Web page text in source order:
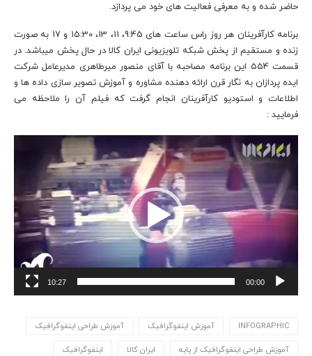
حاضر شده و به معرفی فعالیت های خود می پردازد.
برنامه کارآفرینان هر روز راس ساعت های 9:45، 11، 13، 15:30 و 17 به صورت
زنده و مستقیم از پخش شبکه تلویزیونی ایران کالا در حال پخش میباشد. در
قسمت 554 این برنامه مصاحبه با آقای منصور میرطاهری مدیرعامل شرکت
ایده پردازان به نگار قرن ارائه دهنده مشاوره و آموزش تصویر سازی داده ها و
اطلاعات و استودیو کارآفرینان انجام گرفت که فیلم آن را ملاحظه می
فرمایید :
نمایشگر
ویدیو
00:00
10:27
INFOGRAPHIC آموزش اینفوگرافیک آموزش طراحی اینفوگرافیک
آموزش طراحی اینفوگرافیک از پایه ایران کالا اینفوگرافیک